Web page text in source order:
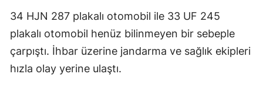
34 HJN 287 plakalı otomobil ile 33 UF 245
plakalı otomobil henüz bilinmeyen bir sebeple
çarpıştı. İhbar üzerine jandarma ve sağlık ekipleri
hızla olay yerine ulaştı.